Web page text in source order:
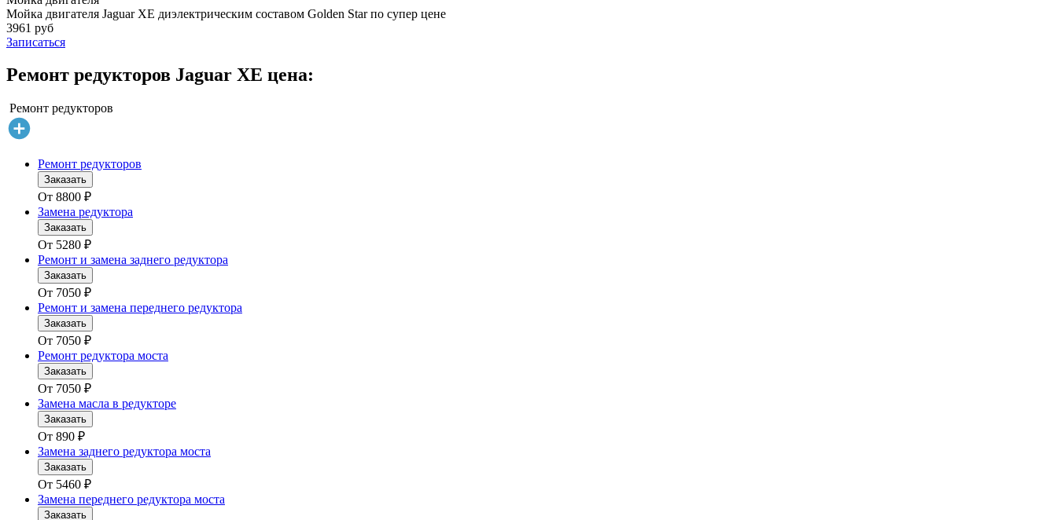
Мойка двигателя Jaguar XE диэлектрическим составом Golden Star по супер цене
3961 руб
Записаться
Ремонт редукторов Jaguar XE цена:
Ремонт редукторов
Ремонт редукторов
Заказать
От 8800 ₽
Замена редуктора
Заказать
От 5280 ₽
Ремонт и замена заднего редуктора
Заказать
От 7050 ₽
Ремонт и замена переднего редуктора
Заказать
От 7050 ₽
Ремонт редуктора моста
Заказать
От 7050 ₽
Замена масла в редукторе
Заказать
От 890 ₽
Замена заднего редуктора моста
Заказать
От 5460 ₽
Замена переднего редуктора моста
Заказать